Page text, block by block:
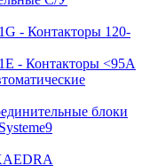
- Контакторы 120-
- Контакторы <95A
блоки